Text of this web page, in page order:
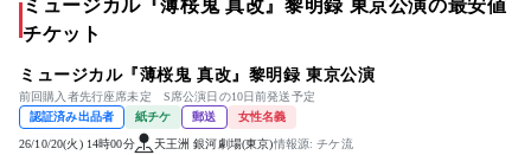
ミュージカル『薄桜鬼 真改』黎明録 東京公演の最安値
チケット
ミュージカル『薄桜鬼 真改』黎明録 東京公演
前回購入者先行座席未定 S席公演日の10日前発送予定
認証済み出品者
紙チケ 郵送 女性名義
26/10/20(火) 14時00分 天王洲 銀河劇場(東京)情報源: チケ流